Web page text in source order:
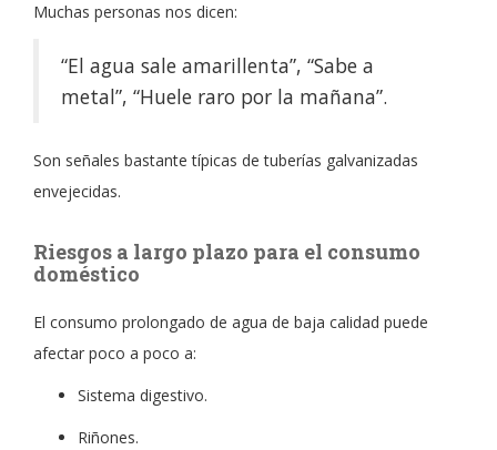
Muchas personas nos dicen:
“El agua sale amarillenta”, “Sabe a
metal”, “Huele raro por la mañana”.
Son señales bastante típicas de tuberías galvanizadas
envejecidas.
Riesgos a largo plazo para el consumo
doméstico
El consumo prolongado de agua de baja calidad puede
afectar poco a poco a:
Sistema digestivo.
Riñones.